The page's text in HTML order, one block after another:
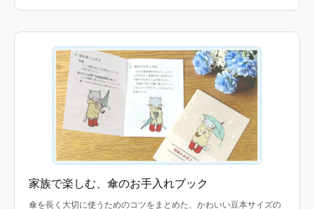
家族で楽しむ、傘のお手入れブック
傘を長く大切に使うためのコツをまとめた、かわいい豆本サイズの